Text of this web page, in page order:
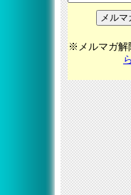
※メルマガ解
ら